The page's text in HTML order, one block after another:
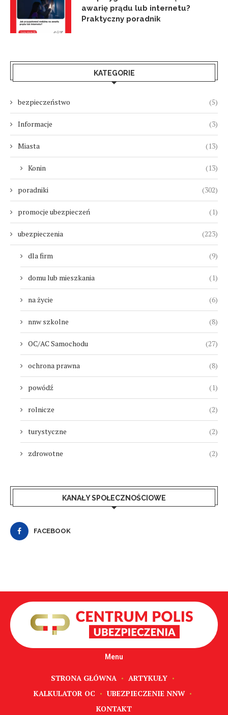
awarię prądu lub internetu?
Praktyczny poradnik
KATEGORIE
bezpieczeństwo (5)
Informacje (3)
Miasta (13)
Konin (13)
poradniki (302)
promocje ubezpieczeń (1)
ubezpieczenia (223)
dla firm (9)
domu lub mieszkania (1)
na życie (6)
nnw szkolne (8)
OC/AC Samochodu (27)
ochrona prawna (8)
powódź (1)
rolnicze (2)
turystyczne (2)
zdrowotne (2)
KANAŁY SPOŁECZNOŚCIOWE
FACEBOOK
Menu
STRONA GŁÓWNA
ARTYKUŁY
KALKULATOR OC
UBEZPIECZENIE NNW
KONTAKT